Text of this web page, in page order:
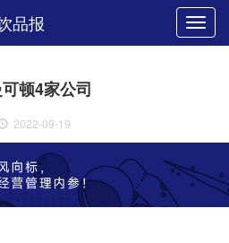
品报
顿4家公司
2022-09-19